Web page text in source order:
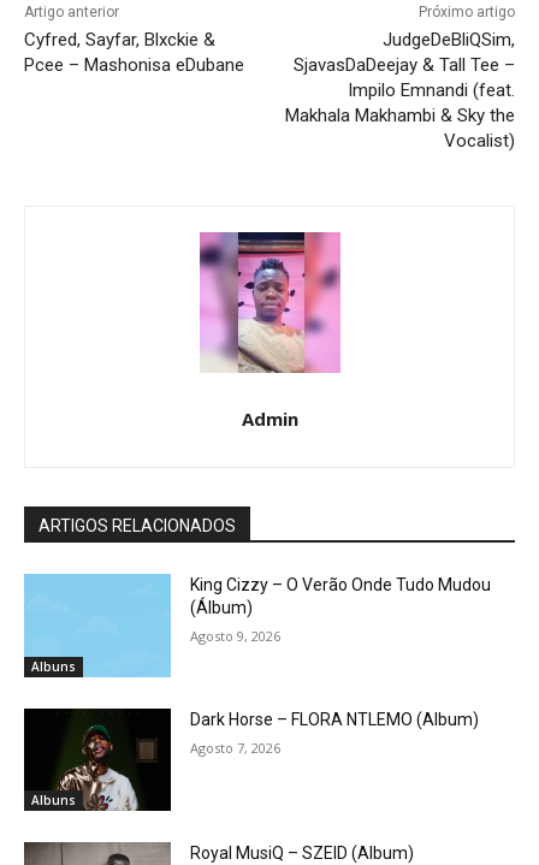
Artigo anterior
Cyfred, Sayfar, Blxckie &
Pcee – Mashonisa eDubane
Próximo artigo
JudgeDeBliQSim,
SjavasDaDeejay & Tall Tee –
Impilo Emnandi (feat.
Makhala Makhambi & Sky the
Vocalist)
Admin
ARTIGOS RELACIONADOS
Albuns
King Cizzy – O Verão Onde Tudo Mudou
(Álbum)
Agosto 9, 2026
Albuns
Dark Horse – FLORA NTLEMO (Album)
Agosto 7, 2026
Royal MusiQ – SZEID (Album)